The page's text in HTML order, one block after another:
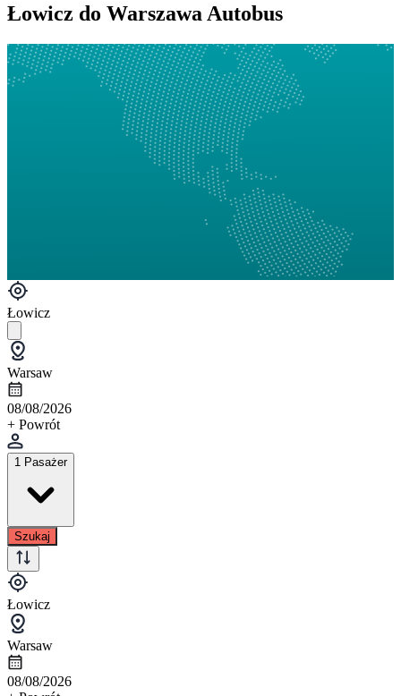
Łowicz do Warszawa Autobus
Łowicz
Warsaw
08/08/2026
+ Powrót
1 Pasażer
Szukaj
Łowicz
Warsaw
08/08/2026